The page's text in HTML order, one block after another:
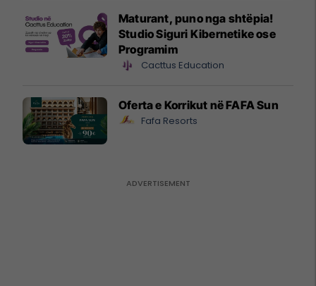
Maturant, puno nga shtëpia!
Studio Siguri Kibernetike ose
Programim
Cacttus Education
Oferta e Korrikut në FAFA Sun
Fafa Resorts